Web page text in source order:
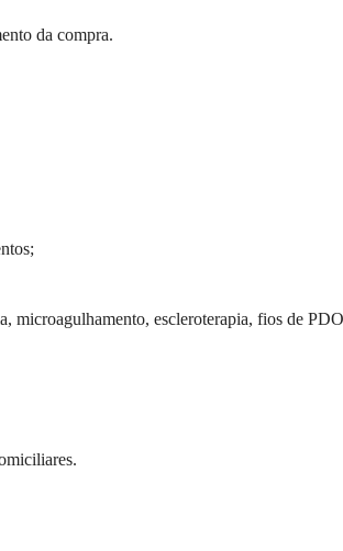
da compra.
microagulhamento, escleroterapia, fios de